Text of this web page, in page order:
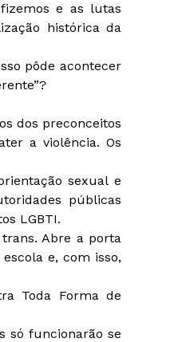
e as lutas
histórica da
pôde acontecer
dos preconceitos
a violência. Os
sexual e
públicas
LGBTI.
Abre a porta
e, com isso,
Toda Forma de
só funcionarão se